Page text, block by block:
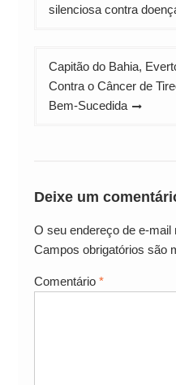
desilenciosa contra
Capitão do Bahia,
Contra o Câncer de
Bem-Sucedida
Deixe um
O seu endereço de e-mail
Campos obrigatórios são
Comentário *